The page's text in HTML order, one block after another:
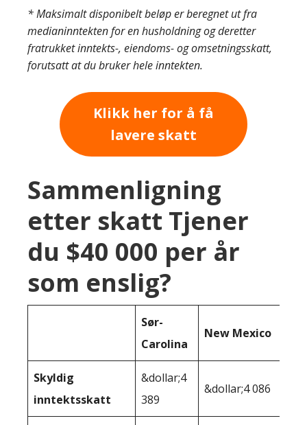
* Maksimalt disponibelt beløp er beregnet ut fra
medianinntekten for en husholdning og deretter
fratrukket inntekts-, eiendoms- og omsetningsskatt,
forutsatt at du bruker hele inntekten.
Klikk her for å få
lavere skatt
Sammenligning
etter skatt Tjener
du $40 000 per år
som enslig?
Sør-
Carolina
New Mexico
Skyldig
inntektsskatt
&dollar;4
389
&dollar;4 086